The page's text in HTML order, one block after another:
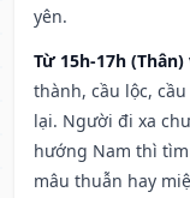
yên.
Từ 15h-17h
thành, cầu lộc,
lại. Người đi xa
hướng Nam thì
mâu thuẫn hay